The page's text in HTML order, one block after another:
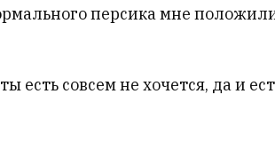
персика мне
есть совсем не хочется, да и